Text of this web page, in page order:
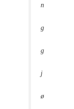
n
g
g
j
ø